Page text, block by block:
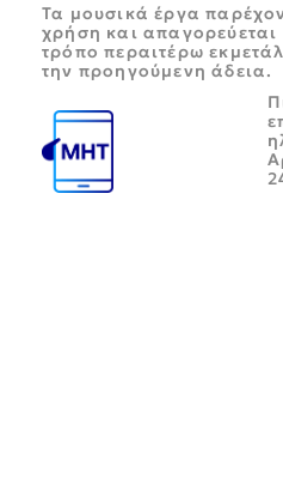
Τα μουσικά έργα
χρήση και απαγορεύεται
τρόπο περαιτέρω
την προηγούμενη άδεια.